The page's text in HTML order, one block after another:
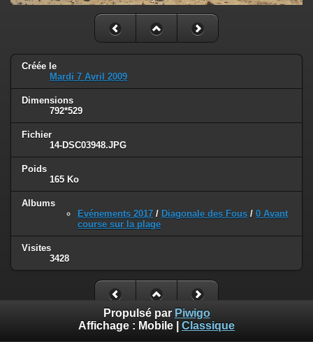
Créée le
Mardi 7 Avril 2009
Dimensions
792*529
Fichier
14-DSC03948.JPG
Poids
165 Ko
Albums
Evénements 2017 / Diagonale des Fous / 0 Avant
course sur la plage
Visites
3428
Propulsé par Piwigo
Affichage : Mobile Classique